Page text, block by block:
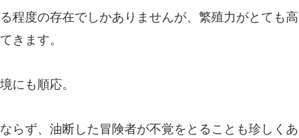
程度の存在でしかありませんが、繁殖力がとても高
きます。
にも順応。
らず、油断した冒険者が不覚をとることも珍しくあ